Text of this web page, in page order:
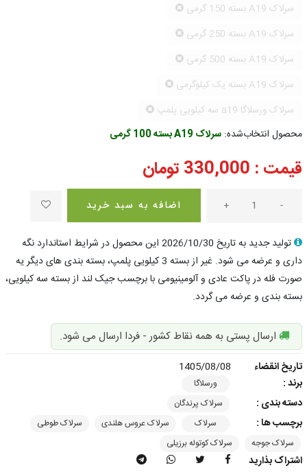
سرلاک A19 بسته 150 گرمی
سرلاک A19 بسته 250 گرمی
سرلاک A19 بسته 500 گرمی
سرلاک A19 بسته یک کیلوگرمی
سرلاک ورسلاگا a19 سه کیلویی پلمپ
محصول انتخاب‌شده:سرلاک A19 بسته 100 گرمی
قیمت : 330,000 تومان
-
+ اضافه به سبد خرید
تولید جدید به تاریخ 2026/10/30 این محصول در شرایط استاندارد نگه
داری و عرضه می شود. غیر از بسته 3 کیلویی پلمپ، بسته بندی های دیگر یه
صورت فله در پاکت عادی و آلومینیومی با برچسب جیک لند از بسته سه کیلویی،
بسته بندی و عرضه می گردد.
ارسال پستی به همه نقاط کشور - فردا ارسال می شود.
تاریخ انقضاء
1405/08/08
برند :
ورسلاگا
دسته بندی : سرلاک پرندگان
برچسب ها : سرلاک سرلاک عروس هلندی
سرلاک طوطی
سرلاک جوجه
سرلاک کوتوله برزیلی
اشتراک بذارید